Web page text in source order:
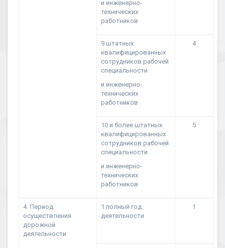
и инженерно-
технических
работников
9 штатных
квалифицированных
сотрудников рабочей
специальности
и инженерно-
технических
работников
4
10 и более штатных
квалифицированных
сотрудников рабочей
специальности
и инженерно-
технических
работников
5
4. Период
осуществления
дорожной
деятельности
1 полный год
деятельности
1